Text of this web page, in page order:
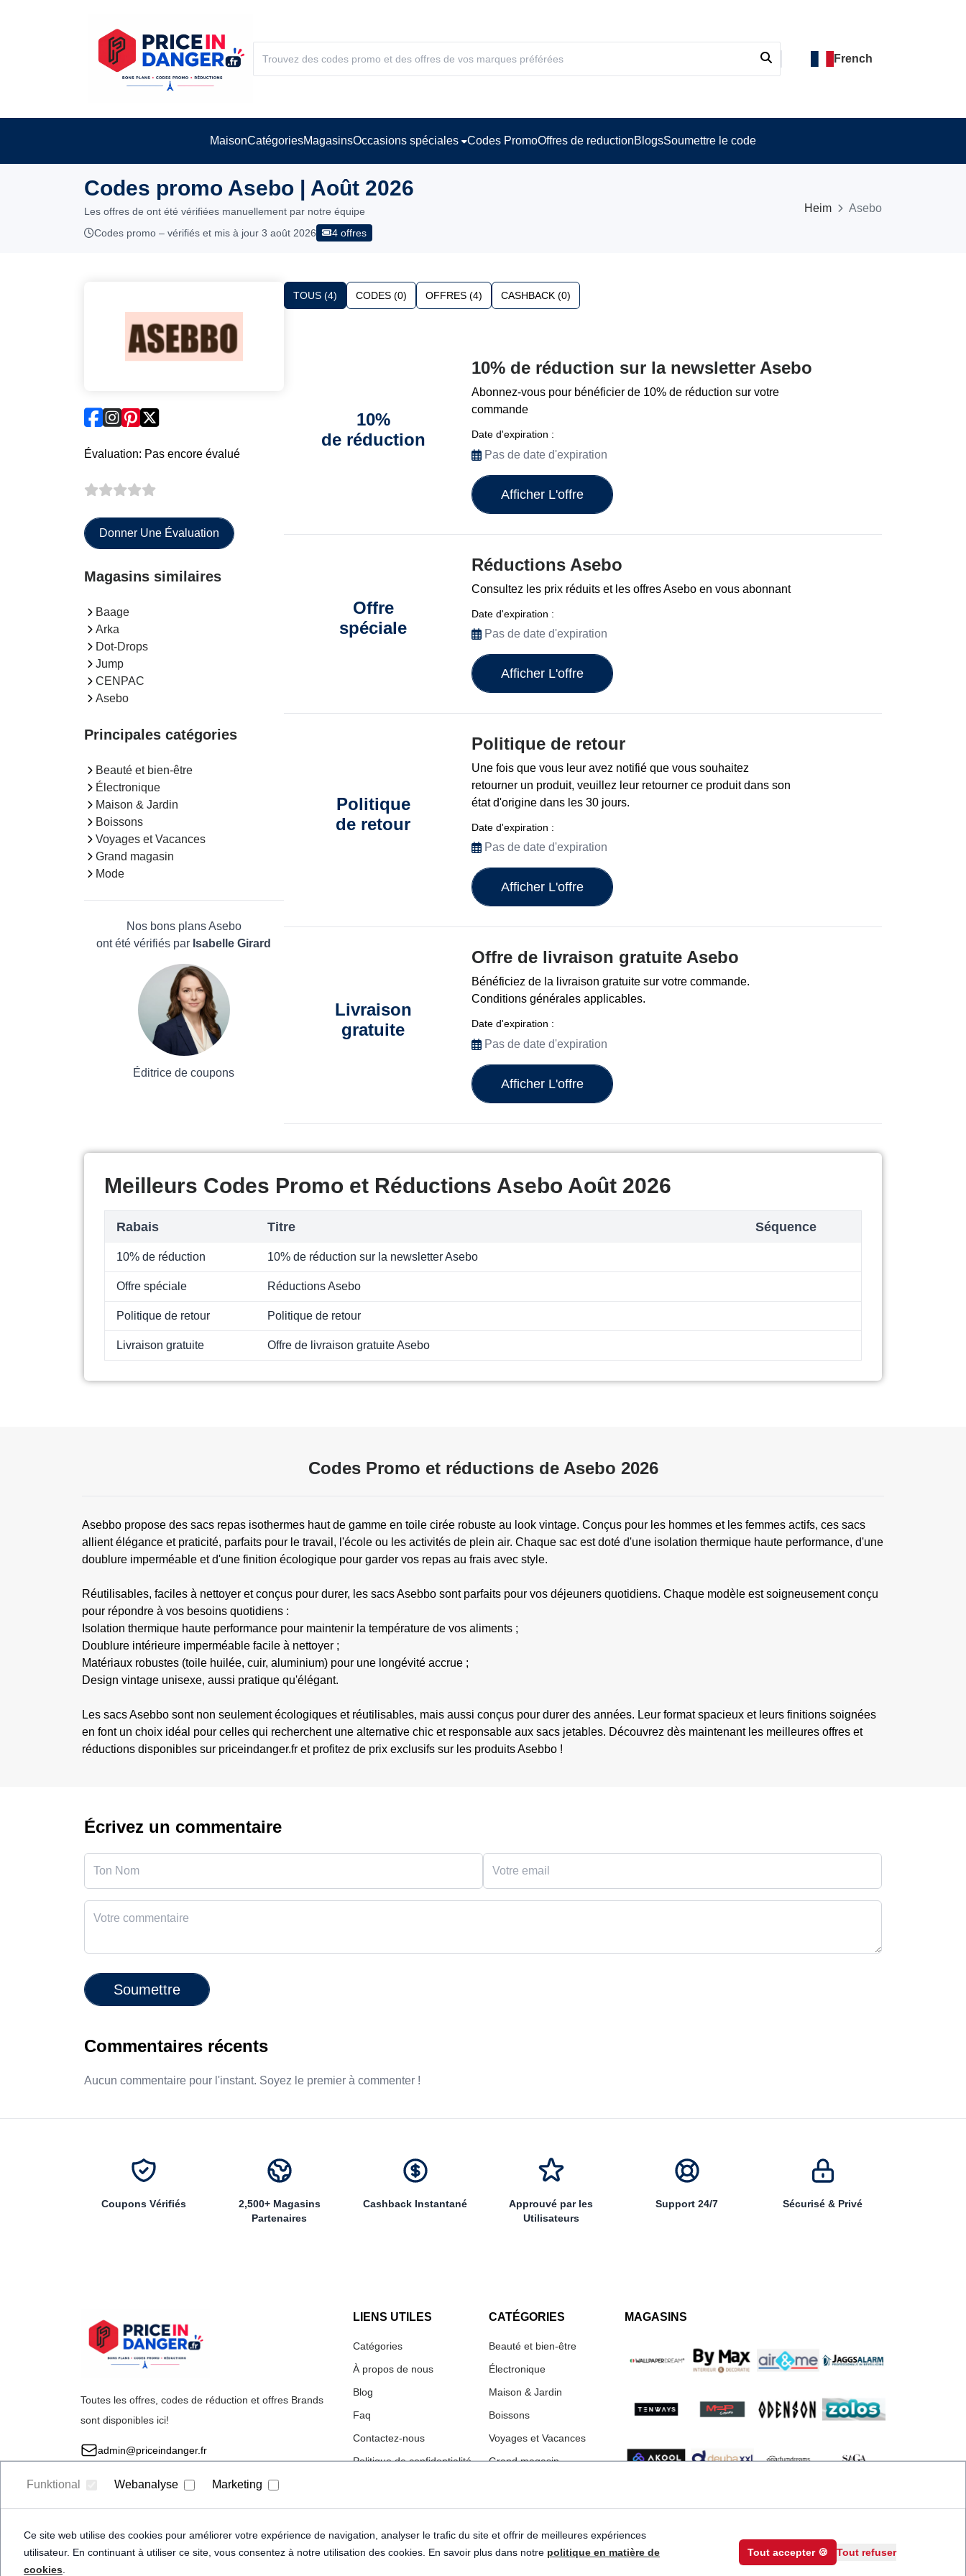
French
MaisonCatégoriesMagasinsOccasions spéciales Codes PromoOffres de reductionBlogsSoumettre le code
Codes promo Asebo | Août 2026
Les offres de ont été vérifiées manuellement par notre équipe
Codes promo – vérifiés et mis à jour 3 août 2026
4 offres
Heim Asebo
Évaluation: Pas encore évalué
Donner Une Évaluation
Magasins similaires
Baage
Arka
Dot-Drops
Jump
CENPAC
Asebo
Principales catégories
Beauté et bien-être
Électronique
Maison & Jardin
Boissons
Voyages et Vacances
Grand magasin
Mode
Nos bons plans Asebo
ont été vérifiés par Isabelle Girard
Éditrice de coupons
TOUS (4) CODES (0) OFFRES (4) CASHBACK (0)
10%
de réduction
10% de réduction sur la newsletter Asebo
Abonnez-vous pour bénéficier de 10% de réduction sur votre
commande
Date d'expiration :
Pas de date d'expiration
Afficher L'offre
Offre
spéciale
Réductions Asebo
Consultez les prix réduits et les offres Asebo en vous abonnant
Date d'expiration :
Pas de date d'expiration
Afficher L'offre
Politique
de retour
Politique de retour
Une fois que vous leur avez notifié que vous souhaitez
retourner un produit, veuillez leur retourner ce produit dans son
état d'origine dans les 30 jours.
Date d'expiration :
Pas de date d'expiration
Afficher L'offre
Livraison
gratuite
Offre de livraison gratuite Asebo
Bénéficiez de la livraison gratuite sur votre commande.
Conditions générales applicables.
Date d'expiration :
Pas de date d'expiration
Afficher L'offre
Meilleurs Codes Promo et Réductions Asebo Août 2026
Rabais Titre Séquence
10% de réduction 10% de réduction sur la newsletter Asebo
Offre spéciale Réductions Asebo
Politique de retour Politique de retour
Livraison gratuite Offre de livraison gratuite Asebo
Codes Promo et réductions de Asebo 2026
Asebbo propose des sacs repas isothermes haut de gamme en toile cirée robuste au look vintage. Conçus pour les hommes et les femmes actifs, ces sacs
allient élégance et praticité, parfaits pour le travail, l'école ou les activités de plein air. Chaque sac est doté d'une isolation thermique haute performance, d'une
doublure imperméable et d'une finition écologique pour garder vos repas au frais avec style.
Réutilisables, faciles à nettoyer et conçus pour durer, les sacs Asebbo sont parfaits pour vos déjeuners quotidiens. Chaque modèle est soigneusement conçu
pour répondre à vos besoins quotidiens :
Isolation thermique haute performance pour maintenir la température de vos aliments ;
Doublure intérieure imperméable facile à nettoyer ;
Matériaux robustes (toile huilée, cuir, aluminium) pour une longévité accrue ;
Design vintage unisexe, aussi pratique qu'élégant.
Les sacs Asebbo sont non seulement écologiques et réutilisables, mais aussi conçus pour durer des années. Leur format spacieux et leurs finitions soignées
en font un choix idéal pour celles qui recherchent une alternative chic et responsable aux sacs jetables. Découvrez dès maintenant les meilleures offres et
réductions disponibles sur priceindanger.fr et profitez de prix exclusifs sur les produits Asebbo !
Écrivez un commentaire
Soumettre
Commentaires récents
Aucun commentaire pour l'instant. Soyez le premier à commenter !
Coupons Vérifiés
2,500+ Magasins
Partenaires
Cashback Instantané
Approuvé par les
Utilisateurs
Support 24/7 Sécurisé & Privé
Funktional Webanalyse Marketing
Ce site web utilise des cookies pour améliorer votre expérience de navigation, analyser le trafic du site et offrir de meilleures expériences
utilisateur. En continuant à utiliser ce site, vous consentez à notre utilisation des cookies. En savoir plus dans notre politique en matière de
cookies
Tout accepter 🍪 Tout refuser
Toutes les offres, codes de réduction et offres Brands
sont disponibles ici!
admin@priceindanger.fr
LIENS UTILES
Catégories
À propos de nous
Blog
Faq
Contactez-nous
Politique de confidentialité
Imprimer
CATÉGORIES
Beauté et bien-être
Électronique
Maison & Jardin
Boissons
Voyages et Vacances
Grand magasin
MAGASINS
© 2026 Priceindanger. Tous droits réservés.